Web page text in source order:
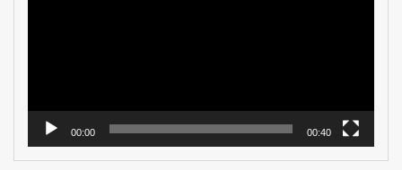
00:00 00:40